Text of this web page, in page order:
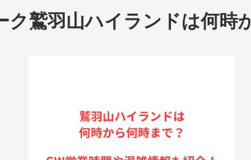
ク鷲羽山ハイランドは何時